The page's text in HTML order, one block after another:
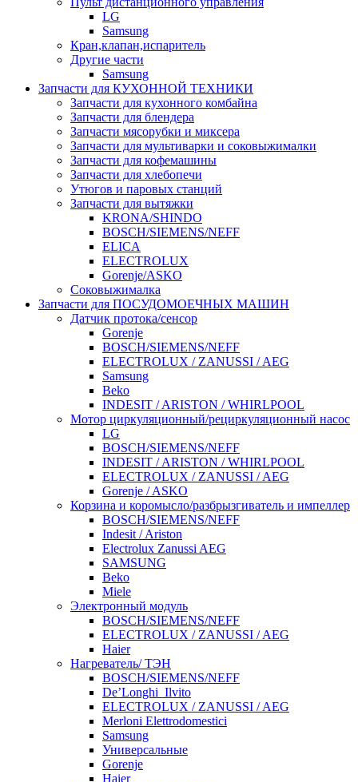
LG
Samsung
Кран,клапан,испаритель
Другие части
Samsung
Запчасти для КУХОННОЙ ТЕХНИКИ
Запчасти для кухонного комбайна
Запчасти для блендера
Запчасти мясорубки и миксера
Запчасти для мультиварки и соковыжималки
Запчасти для кофемашины
Запчасти для хлебопечи
Утюгов и паровых станций
Запчасти для вытяжки
KRONA/SHINDO
BOSCH/SIEMENS/NEFF
ELICA
ELECTROLUX
Gorenje/ASKO
Соковыжималка
Запчасти для ПОСУДОМОЕЧНЫХ МАШИН
Датчик протока/сенсор
Gorenje
BOSCH/SIEMENS/NEFF
ELECTROLUX / ZANUSSI / AEG
Samsung
Beko
INDESIT / ARISTON / WHIRLPOOL
Мотор циркуляционный/рециркуляционный насос
LG
BOSCH/SIEMENS/NEFF
INDESIT / ARISTON / WHIRLPOOL
ELECTROLUX / ZANUSSI / AEG
Gorenje / ASKO
Корзина и коромысло/разбрызгиватель и импеллер
BOSCH/SIEMENS/NEFF
Indesit / Ariston
Electrolux Zanussi AEG
SAMSUNG
Beko
Miele
Электронный модуль
BOSCH/SIEMENS/NEFF
ELECTROLUX / ZANUSSI / AEG
Haier
Нагреватель/ ТЭН
BOSCH/SIEMENS/NEFF
De’Longhi_Ilvito
ELECTROLUX / ZANUSSI / AEG
Merloni Elettrodomestici
Samsung
Универсальные
Gorenje
Haier